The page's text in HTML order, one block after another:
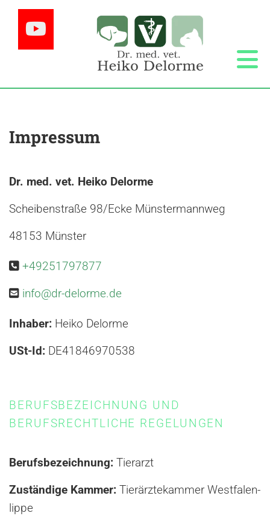
Zum Inhalt springen
Impressum
Dr. med. vet. Heiko Delorme
Scheibenstraße 98/Ecke Münstermannweg
48153 Münster
 +49251797877
 info@dr-delorme.de
Inhaber: Heiko Delorme
USt-Id: DE41846970538
BERUFSBEZEICHNUNG UND
BERUFSRECHTLICHE REGELUNGEN
Berufsbezeichnung: Tierarzt
Zuständige Kammer: Tierärztekammer Westfalen-
lippe